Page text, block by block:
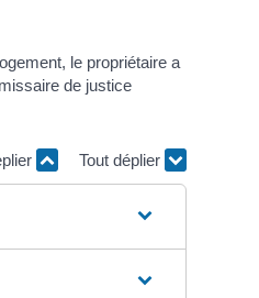
le propriétaire a
de justice
Tout déplier